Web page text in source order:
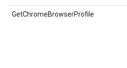
GetChromeBrowserProfile